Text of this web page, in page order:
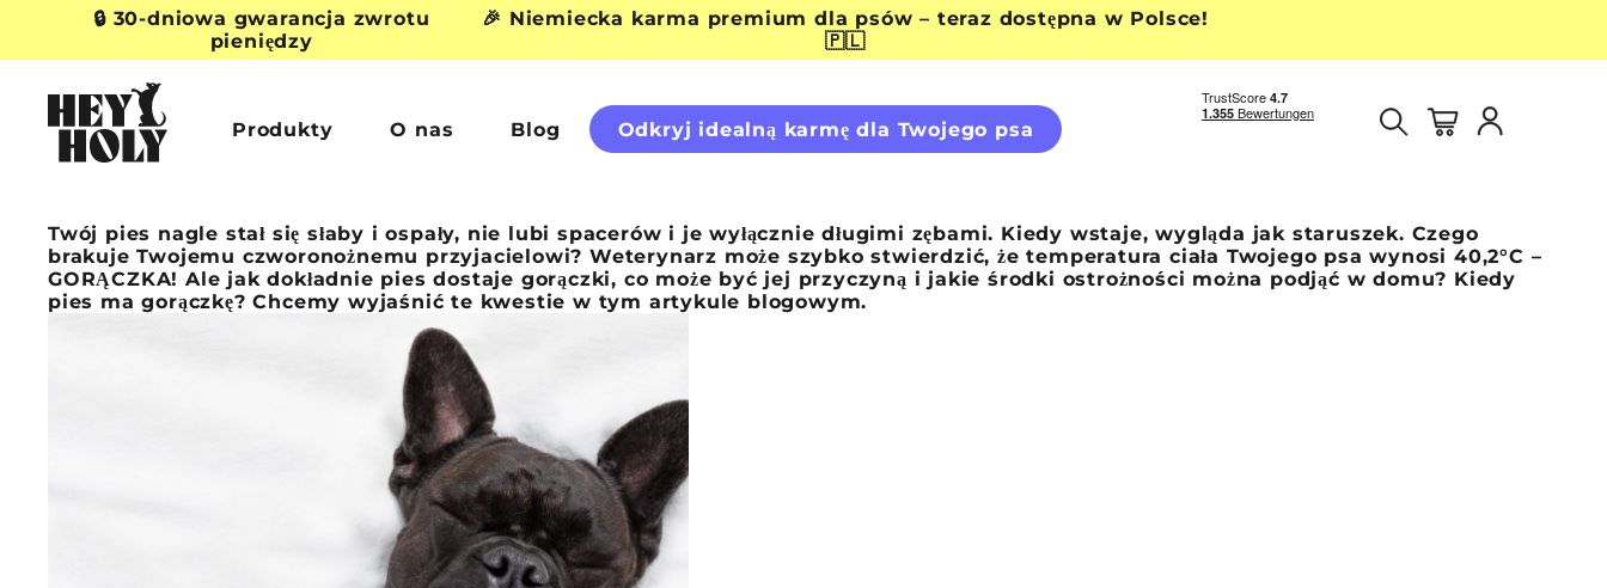
treści
🔒 30-dniowa gwarancja zwrotu
pieniędzy
🎉 Niemiecka karma premium dla psów – teraz dostępna w Polsce!
🇵🇱
H
E
Y
O
L
Y
Produkty O nas Blog Odkryj idealną karmę dla Twojego psa SzukajKoszyk
Konto
Twój pies nagle stał się słaby i ospały, nie lubi spacerów i je wyłącznie długimi zębami. Kiedy wstaje, wygląda jak staruszek. Czego
brakuje Twojemu czworonożnemu przyjacielowi? Weterynarz może szybko stwierdzić, że temperatura ciała Twojego psa wynosi 40,2°C –
GORĄCZKA! Ale jak dokładnie pies dostaje gorączki, co może być jej przyczyną i jakie środki ostrożności można podjąć w domu? Kiedy
pies ma gorączkę? Chcemy wyjaśnić te kwestie w tym artykule blogowym.